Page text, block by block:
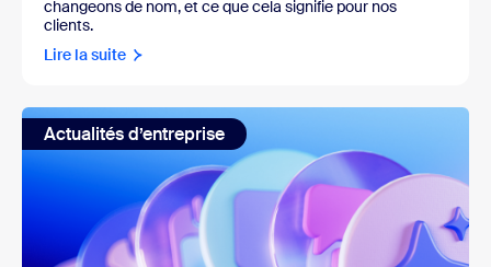
changeons de nom, et ce que cela signifie pour nos
clients.
Lire la suite
Actualités d’entreprise